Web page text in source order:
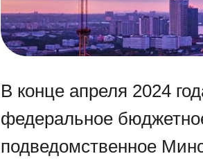
В конце апреля 2024
федеральное
подведомственное